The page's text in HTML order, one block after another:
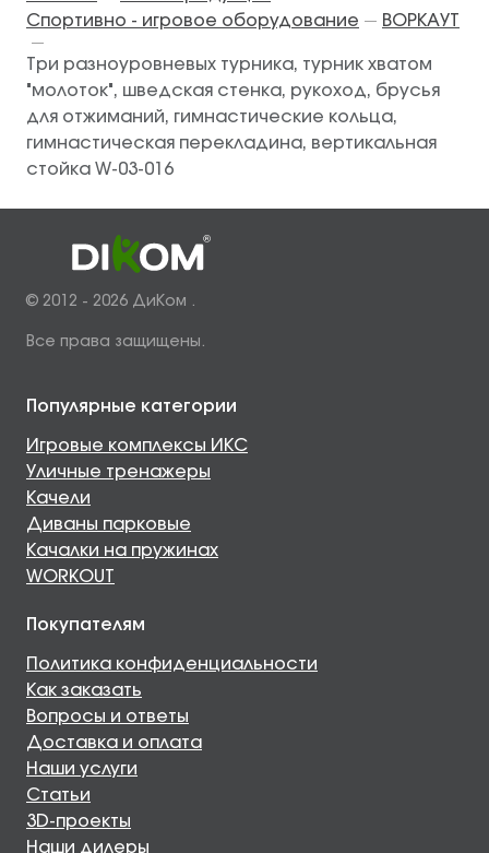
Спортивно - игровое оборудование — ВОРКАУТ
—
Три разноуровневых турника, турник хватом
"молоток", шведская стенка, рукоход, брусья
для отжиманий, гимнастические кольца,
гимнастическая перекладина, вертикальная
стойка W-03-016
© 2012 - 2026 ДиКом .
Все права защищены.
Популярные категории
Игровые комплексы ИКС
Уличные тренажеры
Качели
Диваны парковые
Качалки на пружинах
WORKOUT
Покупателям
Политика конфиденциальности
Как заказать
Вопросы и ответы
Доставка и оплата
Наши услуги
Статьи
3D-проекты
Наши дилеры